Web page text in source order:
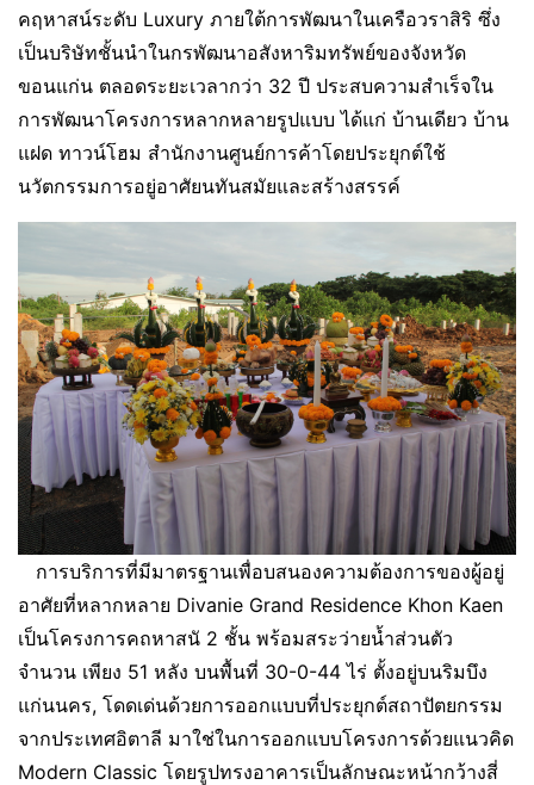
คฤหาสน์ระดับ Luxury ภายใต้การพัฒนาในเครือวราสิริ ซึ่ง
เป็นบริษัทชั้นนำในกรพัฒนาอสังหาริมทรัพย์ของจังหวัด
ขอนแก่น ตลอดระยะเวลากว่า 32 ปี ประสบความสำเร็จใน
การพัฒนาโครงการหลากหลายรูปแบบ ได้แก่ บ้านเดียว บ้าน
แฝด ทาวน์โฮม สำนักงานศูนย์การค้าโดยประยุกต์ใช้
นวัตกรรมการอยู่อาศัยนทันสมัยและสร้างสรรค์
การบริการที่มีมาตรฐานเพื่อบสนองความต้องการของผู้อยู่
อาศัยที่หลากหลาย Divanie Grand Residence Khon Kaen
เป็นโครงการคถหาสนั 2 ชั้น พร้อมสระว่ายน้ำส่วนตัว
จำนวน เพียง 51 หลัง บนพื้นที่ 30-0-44 ไร่ ตั้งอยู่บนริมบึง
แก่นนคร, โดดเด่นด้วยการออกแบบที่ประยุกต์สถาปัตยกรรม
จากประเทศอิตาลี มาใช่ในการออกแบบโครงการด้วยแนวคิด
Modern Classic โดยรูปทรงอาคารเป็นลักษณะหน้ากว้างสี่